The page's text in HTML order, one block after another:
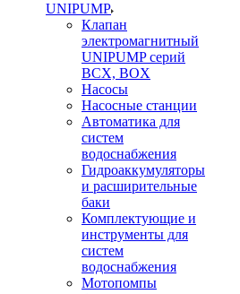
UNIPUMP
Клапан
электромагнитный
UNIPUMP серий
BCX, BOX
Насосы
Насосные станции
Автоматика для
систем
водоснабжения
Гидроаккумуляторы
и расширительные
баки
Комплектующие и
инструменты для
систем
водоснабжения
Мотопомпы